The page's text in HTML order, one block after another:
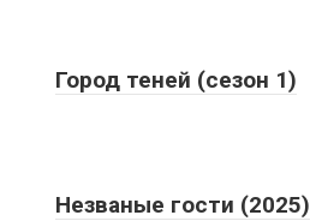
Город теней (сезон 1)
Незваные гости (2025)